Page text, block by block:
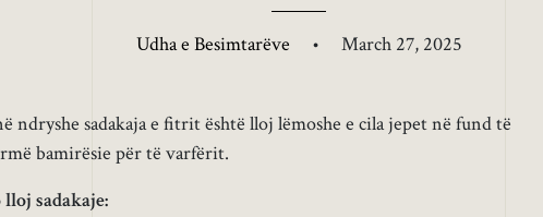
Udha e Besimtarëve • March 27, 2025
ndryshe sadakaja e fitrit është lloj lëmoshe e cila jepet në fund të
bamirësie për të varfërit.
sadakaje: